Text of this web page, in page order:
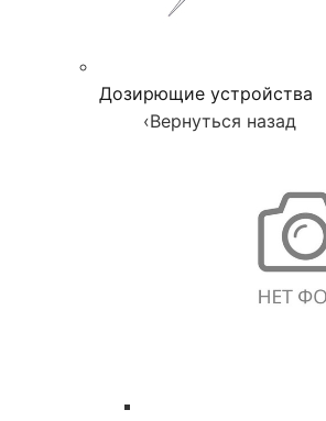
Дозирющие устройства
‹Вернуться назад